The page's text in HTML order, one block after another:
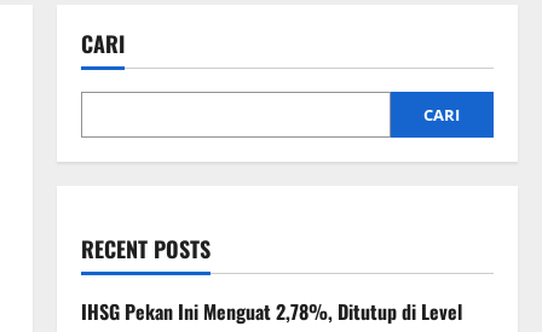
CARI
CARI
RECENT POSTS
IHSG Pekan Ini Menguat 2,78%, Ditutup di Level